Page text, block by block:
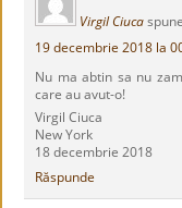
Virgil Ciuca
19 decembrie 2018 la
Nu ma abtin sa nu
care au avut-o!
Virgil Ciuca
New York
18 decembrie 2018
Răspunde